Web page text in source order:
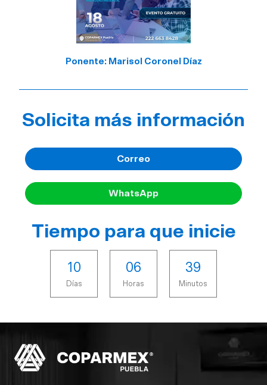
Ponente: Marisol Coronel Díaz
Solicita más información
Correo
WhatsApp
Tiempo para que inicie
1 0
Días
06
Horas
39
Minutos